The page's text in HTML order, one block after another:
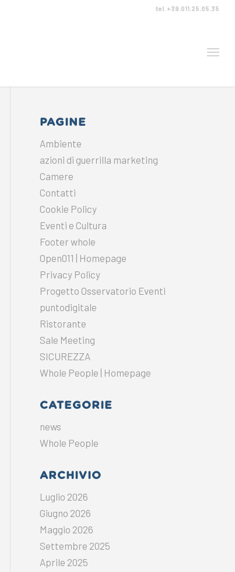
tel. +39.011.25.05.35
PAGINE
Ambiente
azioni di guerrilla marketing
Camere
Contatti
Cookie Policy
Eventi e Cultura
Footer whole
Open011 | Homepage
Privacy Policy
Progetto Osservatorio Eventi
puntodigitale
Ristorante
Sale Meeting
SICUREZZA
Whole People | Homepage
CATEGORIE
news
Whole People
ARCHIVIO
Luglio 2026
Giugno 2026
Maggio 2026
Settembre 2025
Aprile 2025